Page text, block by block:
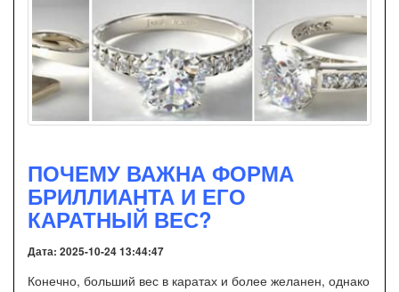
ПОЧЕМУ ВАЖНА ФОРМА
БРИЛЛИАНТА И ЕГО
КАРАТНЫЙ ВЕС?
Дата: 2025-10-24 13:44:47
Конечно, больший вес в каратах и более желанен, однако